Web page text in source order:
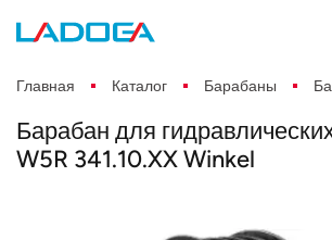
Главная Каталог Барабаны
Барабан для
W5R 341.10.XX Winkel